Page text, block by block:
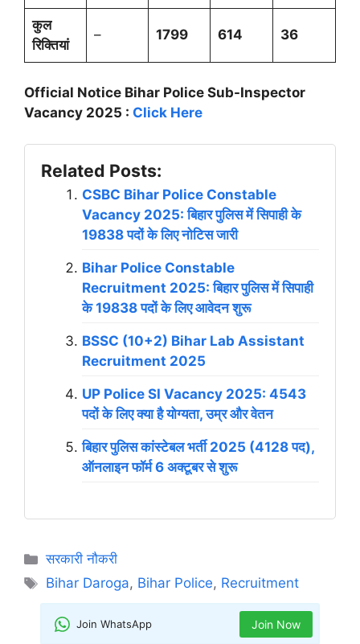
कुल
रिक्तियां
– 1799 614 36
Official Notice Bihar Police Sub-Inspector
Vacancy 2025 : Click Here
Related Posts:
CSBC Bihar Police Constable
Vacancy 2025: बिहार पुलिस में सिपाही के
19838 पदों के लिए नोटिस जारी
Bihar Police Constable
Recruitment 2025: बिहार पुलिस में सिपाही
के 19838 पदों के लिए आवेदन शुरू
BSSC (10+2) Bihar Lab Assistant
Recruitment 2025
UP Police SI Vacancy 2025: 4543
पदों के लिए क्या है योग्यता, उम्र और वेतन
बिहार पुलिस कांस्टेबल भर्ती 2025 (4128 पद),
ऑनलाइन फॉर्म 6 अक्टूबर से शुरू
Categories
सरकारी नौकरी
Tags
Bihar Daroga, Bihar Police, Recruitment
Join WhatsApp Join Now